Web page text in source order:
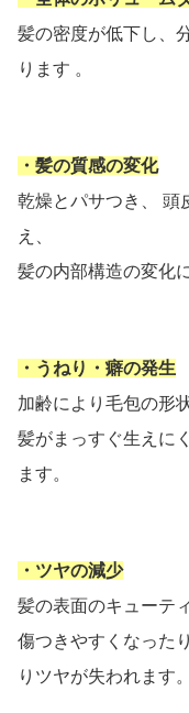
髪の密度が低下し、
ります 。
・髪の質感の変化
乾燥とパサつき、 頭
え、
髪の内部構造の変化
・うねり・癖の発生
加齢により毛包の形
髪がまっすぐ生えに
ます。
・ツヤの減少
髪の表面のキューテ
傷つきやすくなった
りツヤが失われます。